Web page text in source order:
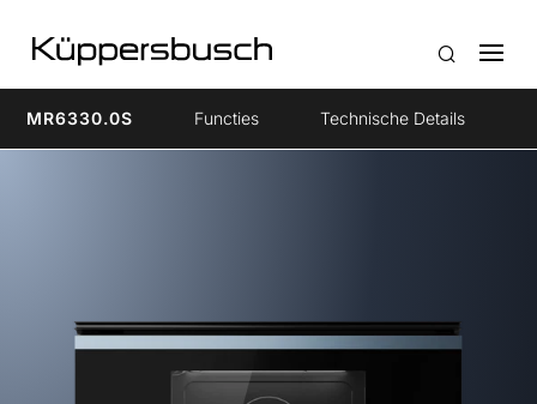
MR6330.0S Functies Technische Details